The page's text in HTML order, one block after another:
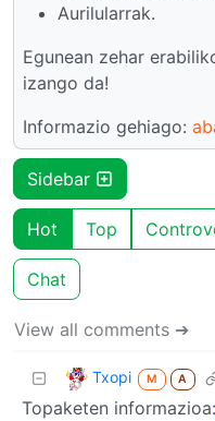
Aurilularrak.
Egunean zehar
izango da!
Informazio gehiago:
Sidebar
Hot Top
Chat
View all comments ➔
Txopi M A
Topaketen informazioa: